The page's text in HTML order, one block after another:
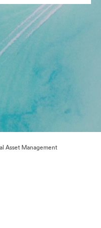
Asset Management